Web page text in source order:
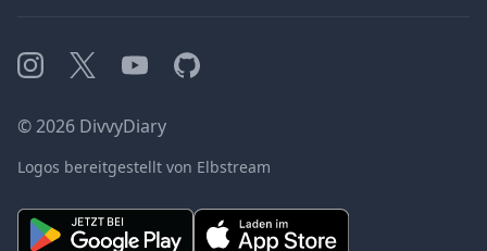
Instagram
X YouTubeGitHub
©2026 DivvyDiary
Logos bereitgestellt von Elbstream